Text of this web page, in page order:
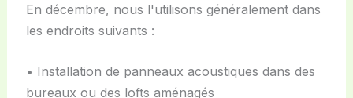
En décembre, nous l'utilisons généralement dans
les endroits suivants :
• Installation de panneaux acoustiques dans des
bureaux ou des lofts aménagés